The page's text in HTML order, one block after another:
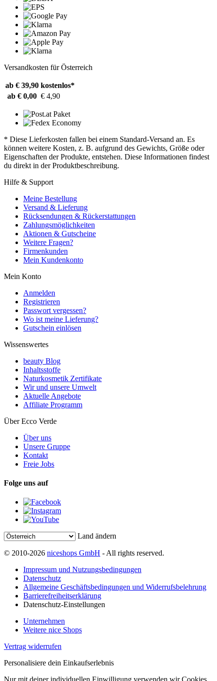
Versandkosten für Österreich
ab € 39,90 kostenlos*
ab € 0,00 € 4,90
* Diese Lieferkosten fallen bei einem Standard-Versand an. Es
können weitere Kosten, z. B. aufgrund des Gewichts, Größe oder
Eigenschaften der Produkte, entstehen. Diese Informationen findest
du direkt in der Produktbeschreibung.
Hilfe & Support
Meine Bestellung
Versand & Lieferung
Rücksendungen & Rückerstattungen
Zahlungsmöglichkeiten
Aktionen & Gutscheine
Weitere Fragen?
Firmenkunden
Mein Kundenkonto
Mein Konto
Anmelden
Registrieren
Passwort vergessen?
Wo ist meine Lieferung?
Gutschein einlösen
Wissenswertes
beauty Blog
Inhaltsstoffe
Naturkosmetik Zertifikate
Wir und unsere Umwelt
Aktuelle Angebote
Affiliate Programm
Über Ecco Verde
Über uns
Unsere Gruppe
Kontakt
Freie Jobs
Folge uns auf
Land ändern
© 2010-2026 niceshops GmbH - All rights reserved.
Impressum und Nutzungsbedingungen
Datenschutz
Allgemeine Geschäftsbedingungen und Widerrufsbelehrung
Barrierefreiheitserklärung
Datenschutz-Einstellungen
Unternehmen
Weitere nice Shops
Vertrag widerrufen
Personalisiere dein Einkaufserlebnis